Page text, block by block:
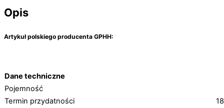
Opis
Artykułpolskiego producenta GPHH:
Dane techniczne
Pojemność
Termin przydatności